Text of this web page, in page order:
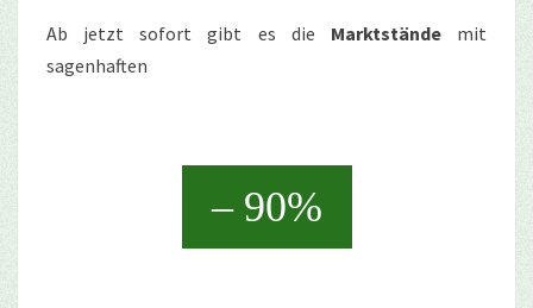
Ab jetzt sofort gibt es die Marktständemit
sagenhaften
– 90%